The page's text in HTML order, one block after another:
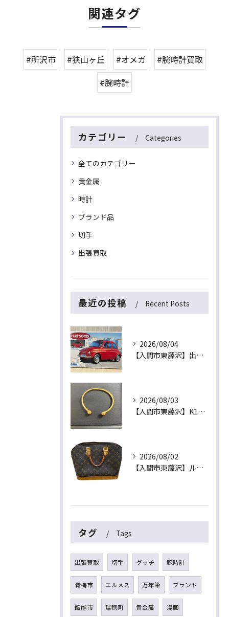
関連タグ
#所沢市 #狭山ヶ丘 #オメガ
#腕時計買取
#腕時計
カテゴリー Categories
全てのカテゴリー
貴金属
時計
ブランド品
切手
出張買取
最近の投稿 Recent Posts
2026/08/04
【入間市東藤沢】出張買取にて絶版プラモデル「フィアット500D」をお買取！暑い夏は涼しいご自宅で「無料出張買取」をご利用ください
2026/08/03
【入間市東藤沢】K18（18金）磁気ブレスレットをお買取！金相場高騰中の今、健康ジュエリーや古い金製品も高価買取いたします
2026/08/02
【入間市東藤沢】ルイ・ヴィトン「モノグラム アルマ」をお買取！古いバッグ・ヌメ革のシミや黒ずみがあるヴィトンも高価買取いたします
タグ Tags
出張買取 切手 グッチ 腕時計
青梅市 エルメス 万年筆 ブランド
飯能市 瑞穂町 貴金属 漫画